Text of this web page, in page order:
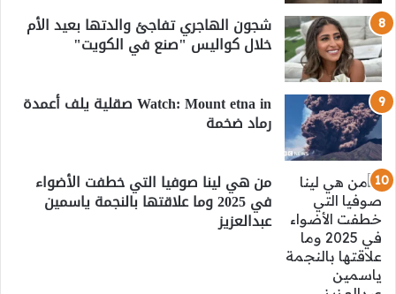
شجون الهاجري تفاجئ والدتها بعيد الأم
خلال كواليس "صنع في الكويت"
Watch: Mount etna in صقلية يلف أعمدة
رماد ضخمة
من هي لينا صوفيا التي خطفت الأضواء
في 2025 وما علاقتها بالنجمة ياسمين
عبدالعزيز